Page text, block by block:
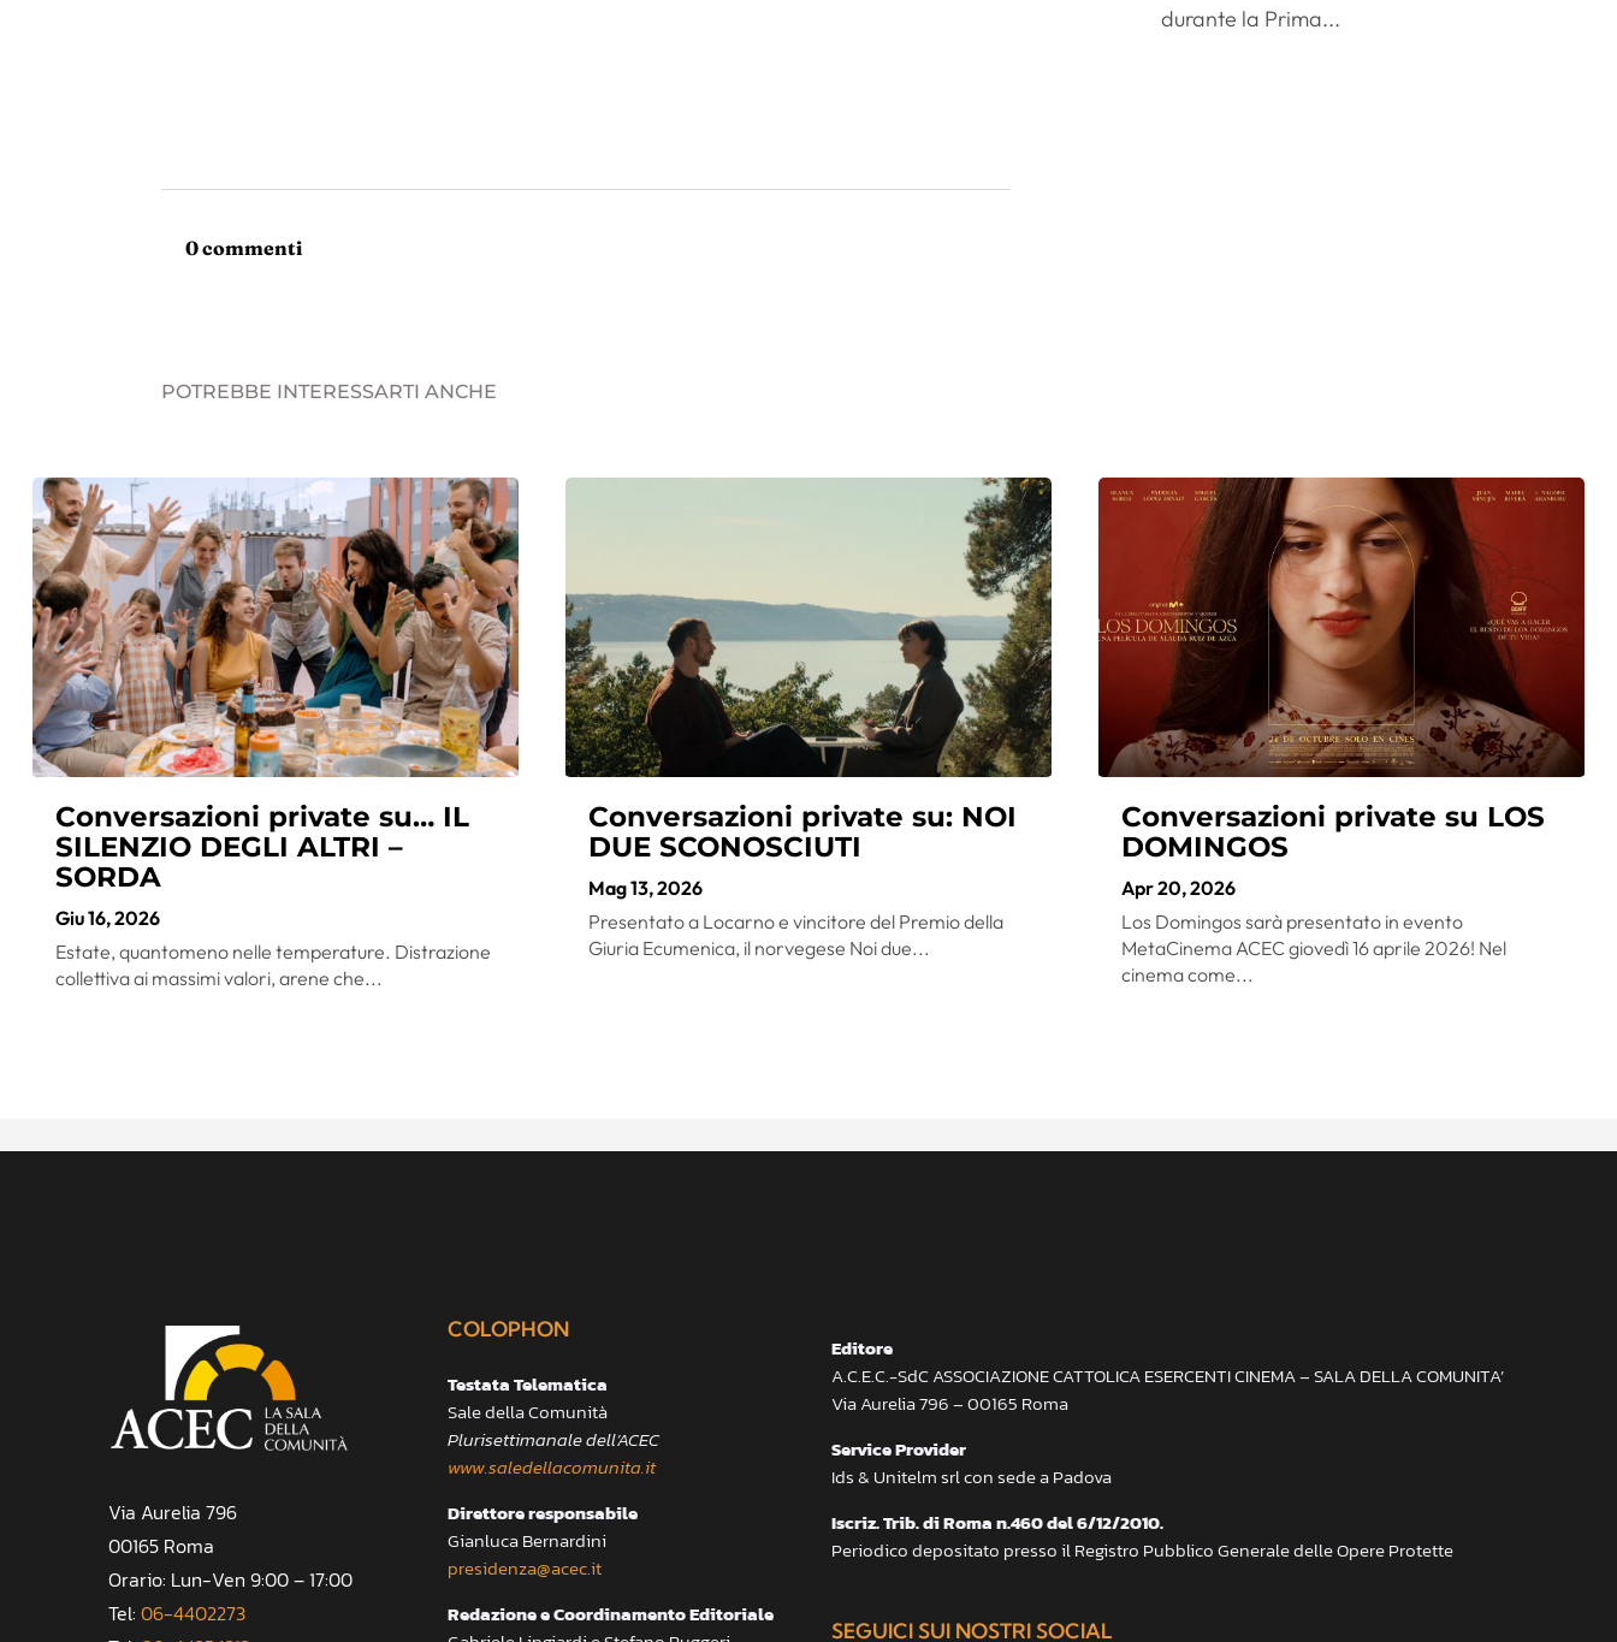
durante la Prima...
0 commenti
POTREBBE INTERESSARTI ANCHE
Conversazioni private su… IL
SILENZIO DEGLI ALTRI –
SORDA
Giu 16, 2026
Estate, quantomeno nelle temperature. Distrazione
collettiva ai massimi valori, arene che...
Conversazioni private su: NOI
DUE SCONOSCIUTI
Mag 13, 2026
Presentato a Locarno e vincitore del Premio della
Giuria Ecumenica, il norvegese Noi due...
Conversazioni private su LOS
DOMINGOS
Apr 20, 2026
Los Domingos sarà presentato in evento
MetaCinema ACEC giovedì 16 aprile 2026! Nel
cinema come...
Via Aurelia 796
00165 Roma
Orario: Lun-Ven 9:00 – 17:00
Tel: 06-4402273
COLOPHON
Testata Telematica
Sale della Comunità
Plurisettimanale dell’ACEC
www.saledellacomunita.it
Direttore responsabile
Gianluca Bernardini
presidenza@acec.it
Redazione e Coordinamento Editoriale
Editore
A.C.E.C.-SdC ASSOCIAZIONE CATTOLICA ESERCENTI CINEMA – SALA DELLA COMUNITA’
Via Aurelia 796 – 00165 Roma
Service Provider
Ids & Unitelm srl con sede a Padova
Iscriz. Trib. di Roma n.460 del 6/12/2010.
Periodico depositato presso il Registro Pubblico Generale delle Opere Protette
SEGUICI SUI NOSTRI SOCIAL